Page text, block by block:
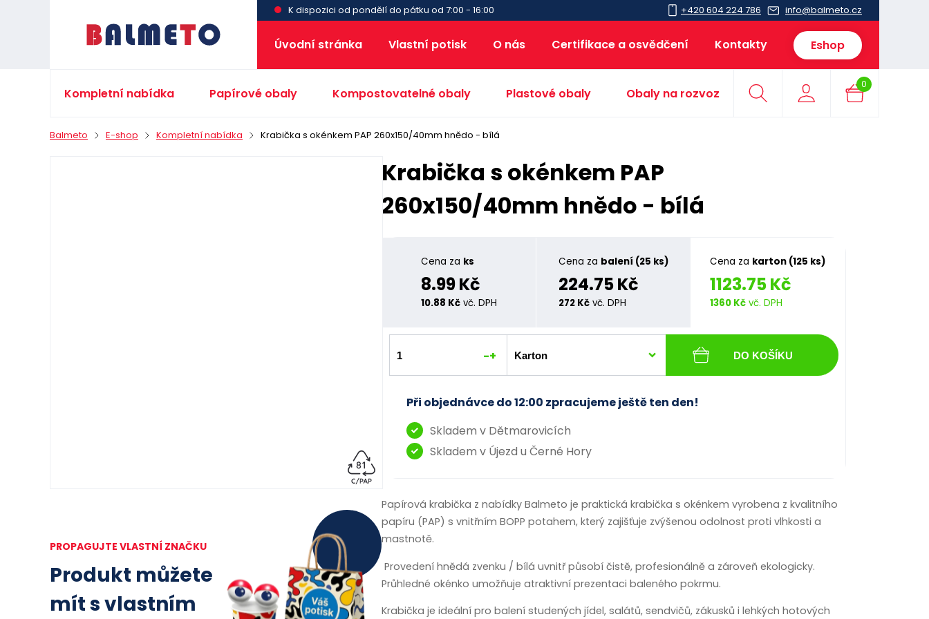
K dispozici od pondělí do pátku od 7:00 - 16:00 +420 604 224 786 info@balmeto.cz
Úvodní stránka Vlastní potisk O nás Certifikace a osvědčení Kontakty Eshop
Kompletní nabídka Papírové obaly Kompostovatelné obaly Plastové obaly Obaly na rozvoz
0
Balmeto E-shop Kompletní nabídka Krabička s okénkem PAP 260x150/40mm hnědo - bílá
PROPAGUJTE VLASTNÍ ZNAČKU
Produkt můžete
mít s vlastním
Krabička s okénkem PAP
260x150/40mm hnědo - bílá
Cena za ks
8.99 Kč
10.88 Kč vč. DPH
Cena za balení (25 ks)
224.75 Kč
272 Kčvč. DPH
Cena za karton (125 ks)
1123.75 Kč
1360 Kč vč. DPH
-+ DO KOŠÍKU
Při objednávce do 12:00 zpracujeme ještě ten den!
Skladem v Dětmarovicích
Skladem v Újezd u Černé Hory
Papírová krabička z nabídky Balmeto je praktická krabička s okénkem vyrobena z kvalitního
papíru (PAP) s vnitřním BOPP potahem, který zajišťuje zvýšenou odolnost proti vlhkosti a
mastnotě.
Provedení hnědá zvenku / bílá uvnitř působí čistě, profesionálně a zároveň ekologicky.
Průhledné okénko umožňuje atraktivní prezentaci baleného pokrmu.
Krabička je ideální pro balení studených jídel, salátů, sendvičů, zákusků i lehkých hotových